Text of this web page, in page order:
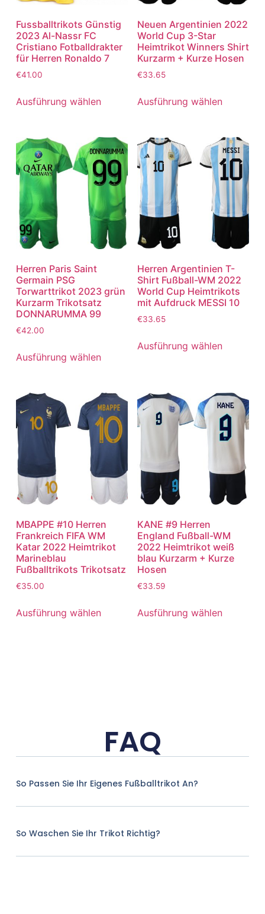
Fussballtrikots Günstig
2023 Al-Nassr FC
Cristiano Fotballdrakter
für Herren Ronaldo 7
€41.00
Ausführung wählen
Neuen Argentinien 2022
World Cup 3-Star
Heimtrikot Winners Shirt
Kurzarm + Kurze Hosen
€33.65
Ausführung wählen
Herren Paris Saint
Germain PSG
Torwarttrikot 2023 grün
Kurzarm Trikotsatz
DONNARUMMA 99
€42.00
Ausführung wählen
Herren Argentinien T-
Shirt Fußball-WM 2022
World Cup Heimtrikots
mit Aufdruck MESSI 10
€33.65
Ausführung wählen
MBAPPE #10 Herren
Frankreich FIFA WM
Katar 2022 Heimtrikot
Marineblau
Fußballtrikots Trikotsatz
€35.00
Ausführung wählen
KANE #9 Herren
England Fußball-WM
2022 Heimtrikot weiß
blau Kurzarm + Kurze
Hosen
€33.59
Ausführung wählen
FAQ
So Passen Sie Ihr Eigenes Fußballtrikot An?
So Waschen Sie Ihr Trikot Richtig?